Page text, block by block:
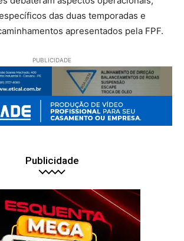
das duas temporadas e
apresentados pela FPF.
PUBLICIDADE
Publicidade